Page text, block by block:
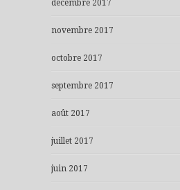
décembre 2017
novembre 2017
octobre 2017
septembre 2017
août 2017
juillet 2017
juin 2017